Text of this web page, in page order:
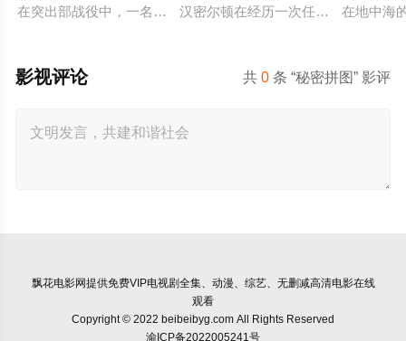
在突出部战役中，一名负伤的美军士兵被困在饱受战火摧残的
汉密尔顿在经历一次任务的严重后
在地中海
共0 条 “秘密拼图” 影评
影视评论
飘花电影网提供免费VIP电视剧全集、动漫、综艺、无删减高清电影在线
观看
Copyright © 2022 beibeibyg.com All Rights Reserved
渝ICP备2022005241号